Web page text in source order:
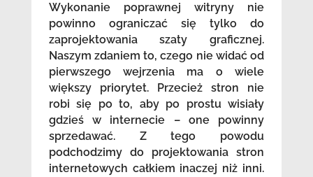
Wykonanie poprawnej witryny nie
powinno ograniczać się tylko do
zaprojektowania szaty graficznej.
Naszym zdaniem to, czego nie widać od
pierwszego wejrzenia ma o wiele
większy priorytet. Przecież stron nie
robi się po to, aby po prostu wisiały
gdzieś w internecie – one powinny
sprzedawać. Z tego powodu
podchodzimy do projektowania stron
internetowych całkiem inaczej niż inni.